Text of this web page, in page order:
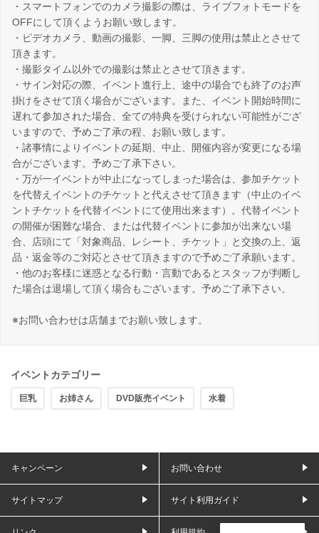
・スマートフォンでのカメラ撮影の際は、ライブフォトモードを
OFFにして頂くようお願い致します。
・ビデオカメラ、動画の撮影、一脚、三脚の使用は禁止とさせて
頂きます。
・撮影タイム以外での撮影は禁止とさせて頂きます。
・サイン対応の際、イベント進行上、途中の場合でも終了のお声
掛けをさせて頂く場合がございます。また、イベント開始時間に
遅れて参加された場合、全ての特典を受けられない可能性がござ
いますので、予めご了承の程、お願い致します。
・諸事情によりイベントの延期、中止、開催内容が変更になる場
合がございます。予めご了承下さい。
・万が一イベントが中止になってしまった場合は、参加チケット
を代替えイベントのチケットと代えさせて頂きます（中止のイベ
ントチケットを代替イベントにて使用出来ます）。代替イベント
の開催が困難な場合、または代替イベントに参加が出来ない場
合、店頭にて「対象商品、レシート、チケット」と交換の上、返
品・返金等のご対応とさせて頂きますので予めご了承願います。
・他のお客様に迷惑となる行動・言動であるとスタッフが判断し
た場合は退場して頂く場合もございます。予めご了承下さい。
※お問い合わせは店舗までお願い致します。
イベントカテゴリー
巨乳 お姉さん DVD販売イベント 水着
キャンペーン お問い合わせ
サイトマップ サイト利用ガイド